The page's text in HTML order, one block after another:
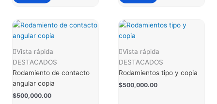
Vista rápida
DESTACADOS
Rodamiento de contacto
angular copia
$500,000.00
Vista rápida
DESTACADOS
Rodamientos tipo y copia
$500,000.00